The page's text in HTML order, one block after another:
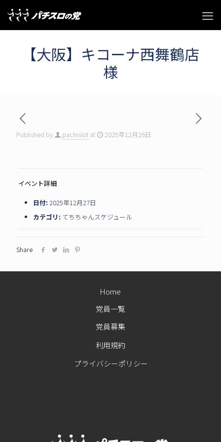
【大阪】キコーナ西舞鶴店
様
Published by pachislot at 2025年12月26日
イベント詳細
日付: 2025年12月27日
カテゴリ: てちちゃんスケジュール
Share
党員一覧
党員募集
利用規約
Home
プライバシーポリシー